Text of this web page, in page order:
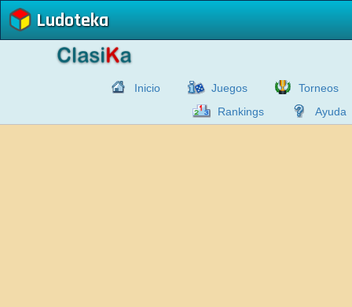
Ludoteka
Inicio Juegos
Torneos
Rankings
Ayuda